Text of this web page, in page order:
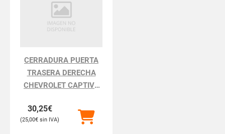
CERRADURA PUERTA
TRASERA DERECHA
CHEVROLET CAPTIVA
30,25€
25,00€